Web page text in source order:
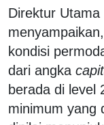
Direktur Utama
kondisi
dari angka
berada di level
minimum yang